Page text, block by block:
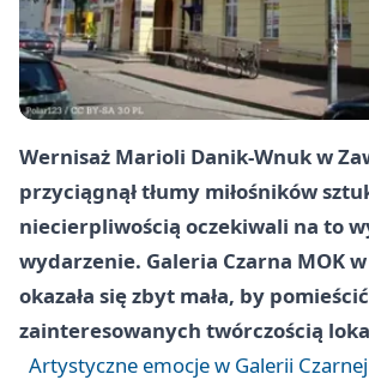
Wernisaż Marioli Danik-Wnuk w
przyciągnął tłumy miłośników
niecierpliwością oczekiwali na to
wydarzenie. Galeria Czarna MOK
okazała się zbyt mała, by
zainteresowanych twórczością
Artystyczne emocje w Galerii Czarnej